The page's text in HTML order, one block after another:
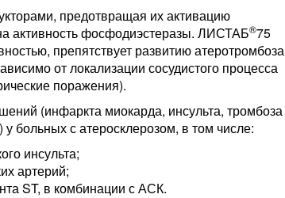
предотвращая их активацию
активность фосфодиэстеразы. ЛИСТАБ®75
препятствует развитию атеротромбоза
от локализации сосудистого процесса
поражения).
(инфаркта миокарда, инсульта, тромбоза
больных с атеросклерозом, в том числе:
инсульта;
артерий;
ST, в комбинации с АСК.